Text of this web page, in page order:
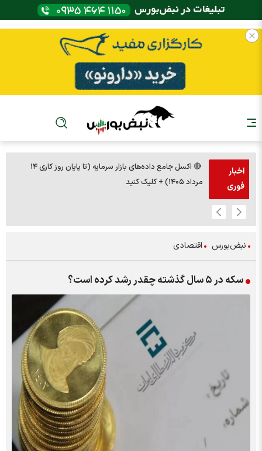
اخبار
فوری
🔴 اکسل جامع داده‌های بازار سرمایه (تا پایان روز کاری ۱۴
مرداد ۱۴۰۵) + کلیک کنید
نبض‌بورس اقتصادی
سکه در ۵ سال گذشته چقدر رشد کرده است؟